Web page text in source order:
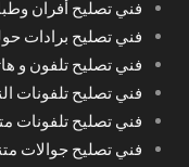
فني تصليح أفران
فني تصليح برادات
فني تصليح تلفون و
فني تصليح تلفونات
فني تصليح تلفونات
فني تصليح جوالات